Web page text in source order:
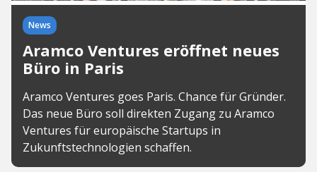
News
Aramco Ventures eröffnet neues
Büro in Paris
Aramco Ventures goes Paris. Chance für Gründer.
Das neue Büro soll direkten Zugang zu Aramco
Ventures für europäische Startups in
Zukunftstechnologien schaffen.